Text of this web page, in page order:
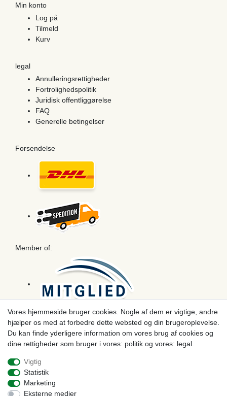
Min konto
Log på
Tilmeld
Kurv
legal
Annulleringsrettigheder
Fortrolighedspolitik
Juridisk offentliggørelse
FAQ
Generelle betingelser
Forsendelse
Member of:
Betaling
Vores hjemmeside bruger cookies. Nogle af dem er vigtige, andre
hjælper os med at forbedre dette websted og din brugeroplevelse.
Du kan finde yderligere information om vores brug af cookies og
dine rettigheder som bruger i vores: politik og vores: legal.
Vigtig
Statistik
Marketing
Eksterne medier